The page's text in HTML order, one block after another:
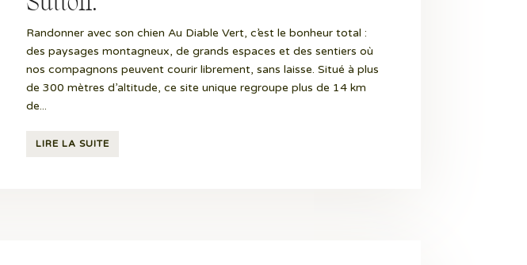
Randonner avec son chien Au Diable Vert, c’est le bonheur total :
des paysages montagneux, de grands espaces et des sentiers où
nos compagnons peuvent courir librement, sans laisse. Situé à plus
de 300 mètres d’altitude, ce site unique regroupe plus de 14 km
de...
LIRE LA SUITE